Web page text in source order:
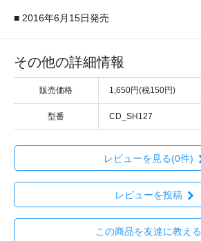
■ 2016年6月15日発売
その他の詳細情報
販売価格 1,650円(税150円)
型番 CD_SH127
レビューを見る(0件)
レビューを投稿
この商品を友達に教える